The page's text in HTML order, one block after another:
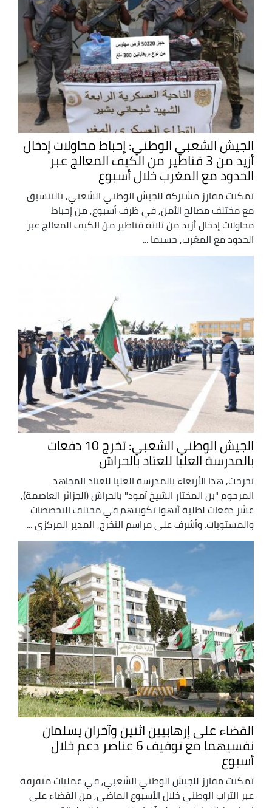
الجيش الشعبي الوطني: إحباط محاولات إدخال
أزيد من 3 قناطير من الكيف المعالج عبر
الحدود مع المغرب خلال أسبوع
تمكنت مفارز مشتركة للجيش الوطني الشعبي, بالتنسيق
مع مختلف مصالح الأمن, في ظرف أسبوع, من إحباط
محاولات إدخال أزيد من ثلاثة قناطير من الكيف المعالج عبر
الحدود مع المغرب, حسبما ...
الجيش الوطني الشعبي: تخرج 10 دفعات
بالمدرسة العليا للعتاد بالحراش
تخرجت, هذا الأربعاء بالمدرسة العليا للعتاد المجاهد
المرحوم "بن المختار الشيخ آمود" بالحراش (الجزائر العاصمة),
عشر دفعات لطلبة أنهوا تكوينهم في مختلف التخصصات
والمستويات. وأشرف على مراسم التخرج, المدير المركزي ...
القضاء على إرهابيين اثنين وآخران يسلمان
نفسيهما مع توقيف 6 عناصر دعم خلال
أسبوع
تمكنت مفارز للجيش الوطني الشعبي, في عمليات متفرقة
عبر التراب الوطني خلال الأسبوع الماضي, من القضاء على